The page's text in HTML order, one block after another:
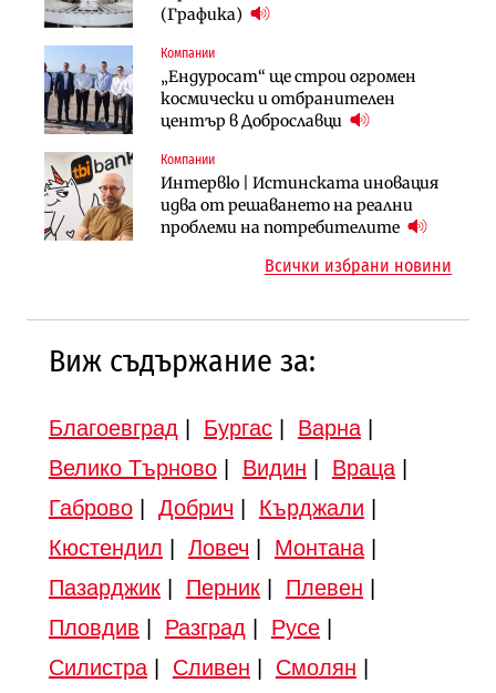
(Графика)
Компании
„Ендуросат“ ще строи огромен
космически и отбранителен
център в Доброславци
Компании
Интервю | Истинската иновация
идва от решаването на реални
проблеми на потребителите
няколко седмици, ако сушата
Компании
„Хювефарма“ подписа договор за
придобиване на Euroapi Italy
Инфраструктура
АПИ възложи промяната на
парцеларния план за
България продължава да се охлажда
Публични финанси
След 20 години застой: Данъчните
оценки на имотите може да бъдат
Инфраструктура
Вторият мост над Варненското
езеро става част от бъдещата
Всички избрани новини
Виж съдържание за:
Благоевград Бургас| Варна|
Велико Търново| Видин Враца|
Габрово| Добрич Кърджали
Кюстендил
Ловеч Монтана|
Пазарджик| Перник| Плевен
Пловдив
Разград Русе|
Силистра| Сливен Смолян